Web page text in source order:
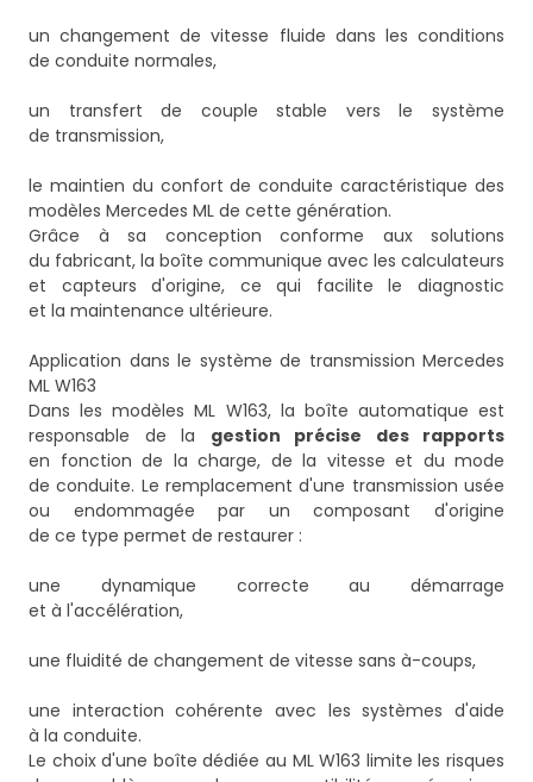
un changement de vitesse fluide dans les conditions
de conduite normales,
un transfert de couple stable vers le système
de transmission,
le maintien du confort de conduite caractéristique des
modèles Mercedes ML de cette génération.
Grâce à sa conception conforme aux solutions
du fabricant, la boîte communique avec les calculateurs
et capteurs d'origine, ce qui facilite le diagnostic
et la maintenance ultérieure.
Application dans le système de transmission Mercedes
ML W163
Dans les modèles ML W163, la boîte automatique est
responsable de la gestion précise des rapports
en fonction de la charge, de la vitesse et du mode
de conduite. Le remplacement d'une transmission usée
ou endommagée par un composant d'origine
de ce type permet de restaurer :
une dynamique correcte au démarrage
et à l'accélération,
une fluidité de changement de vitesse sans à-coups,
une interaction cohérente avec les systèmes d'aide
à la conduite.
Le choix d'une boîte dédiée au ML W163 limite les risques